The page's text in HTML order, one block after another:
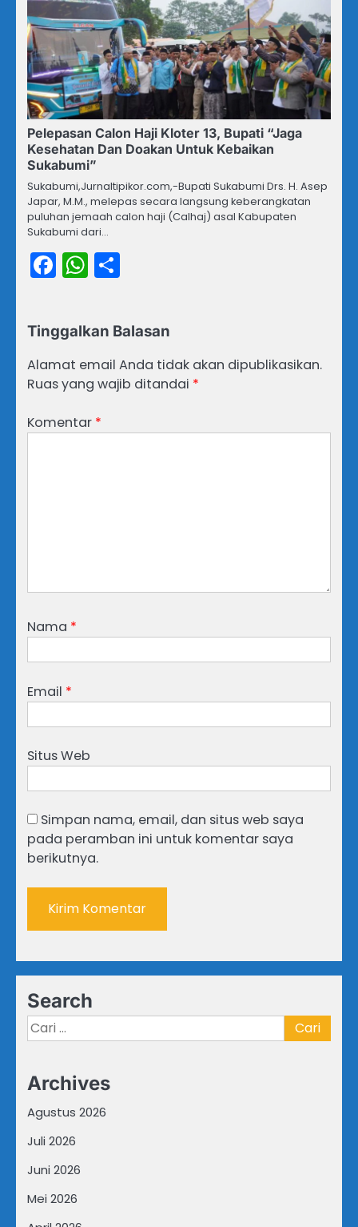
Pelepasan Calon Haji Kloter 13, Bupati “Jaga
Kesehatan Dan Doakan Untuk Kebaikan
Sukabumi”
Sukabumi,Jurnaltipikor.com,-Bupati Sukabumi Drs. H. Asep
Japar, M.M., melepas secara langsung keberangkatan
puluhan jemaah calon haji (Calhaj) asal Kabupaten
Sukabumi dari…
Facebook
WhatsApp
Tinggalkan Balasan
Alamat email Anda tidak akan dipublikasikan.
Ruas yang wajib ditandai *
Komentar *
Nama *
Email *
Situs Web
Simpan nama, email, dan situs web saya
pada peramban ini untuk komentar saya
berikutnya.
Search
Cari
untuk:
Archives
Agustus 2026
Juli 2026
Juni 2026
Mei 2026